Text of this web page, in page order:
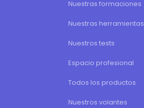
Nuestras formaciones
Nuestras herramientas
Nuestros tests
Espacio profesional
Todos los productos
Nuestros volantes